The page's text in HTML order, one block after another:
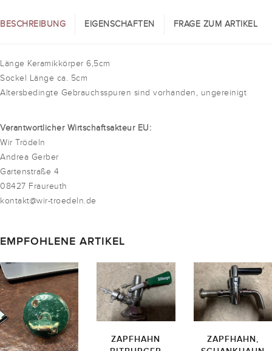
BESCHREIBUNG EIGENSCHAFTEN FRAGE ZUM ARTIKEL
Länge Keramikkörper 6,5cm
Sockel Länge ca. 5cm
Altersbedingte Gebrauchsspuren sind vorhanden, ungereinigt
Verantwortlicher Wirtschaftsakteur EU:
Wir Trödeln
Andrea Gerber
Gartenstraße 4
08427 Fraureuth
kontakt@wir-troedeln.de
EMPFOHLENE ARTIKEL
ZAPFHAHN
ZAPFHAHN,